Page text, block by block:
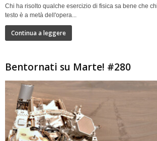
Chi ha risolto qualche esercizio di fisica sa bene che
testo è a metà dell'opera...
Continua a leggere
Bentornati su Marte! #280